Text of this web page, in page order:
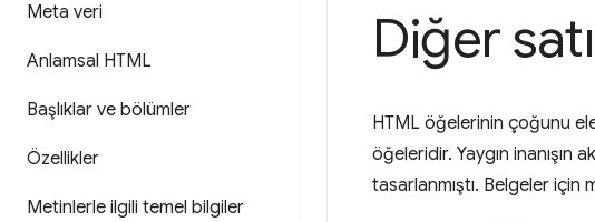
Meta veri
Anlamsal HTML
Başlıklar ve bölümler
Özellikler
Metinlerle ilgili temel bilgiler
Diğer
HTML öğelerinin çoğunu
öğeleridir. Yaygın inanışın
tasarlanmıştı. Belgeler